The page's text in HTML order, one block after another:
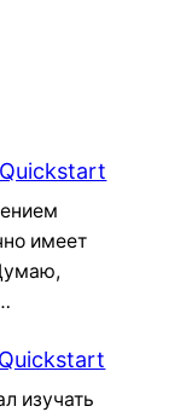
имеет
изучать